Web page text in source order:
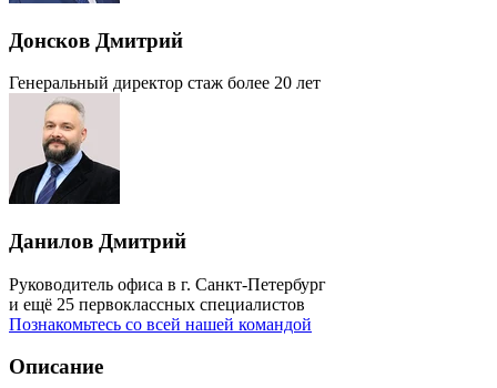
Донсков Дмитрий
Генеральный директор стаж более 20 лет
Данилов Дмитрий
Руководитель офиса в г. Санкт-Петербург
и ещё 25 первоклассных специалистов
Познакомьтесь со всей нашей командой
Описание